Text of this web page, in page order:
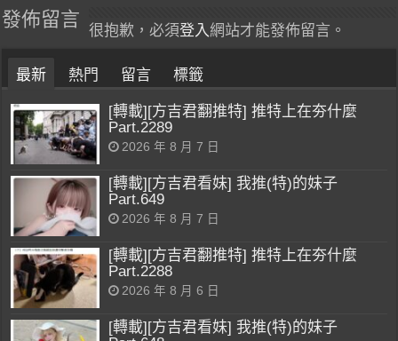
發佈留言
很抱歉，必須登入網站才能發佈留言。
最新 熱門 留言 標籤
[轉載][方吉君翻推特] 推特上在夯什麼
Part.2289
2026 年 8 月 7 日
[轉載][方吉君看妹] 我推(特)的妹子
Part.649
2026 年 8 月 7 日
[轉載][方吉君翻推特] 推特上在夯什麼
Part.2288
2026 年 8 月 6 日
[轉載][方吉君看妹] 我推(特)的妹子